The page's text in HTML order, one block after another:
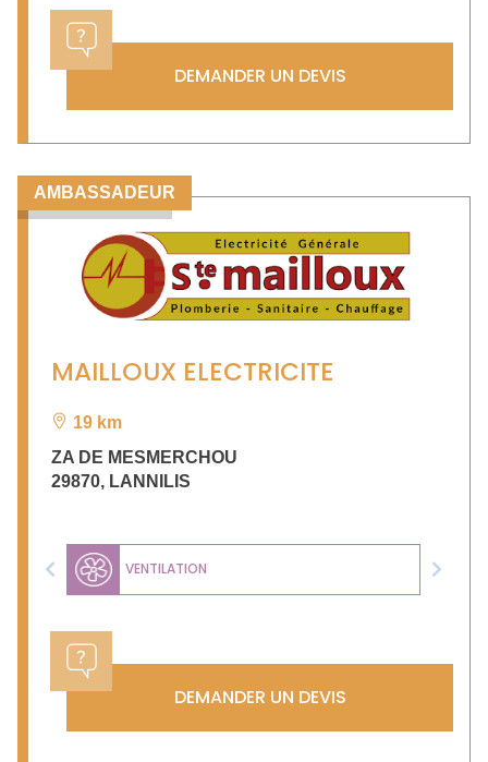
DEMANDER UN DEVIS
AMBASSADEUR
MAILLOUX ELECTRICITE
19 km
ZA DE MESMERCHOU
29870, LANNILIS
VENTILATION
Previous Next
DEMANDER UN DEVIS